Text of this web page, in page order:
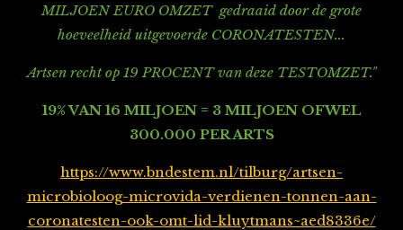
MILJOEN EURO OMZET gedraaid door de grote
hoeveelheid uitgevoerde CORONATESTEN...
Artsen recht op 19 PROCENT van deze TESTOMZET."
19% VAN 16 MILJOEN = 3 MILJOEN OFWEL
300.000 PER ARTS
https://www.bndestem.nl/tilburg/artsen-
microbioloog-microvida-verdienen-tonnen-aan-
coronatesten-ook-omt-lid-kluytmans~aed8336e/